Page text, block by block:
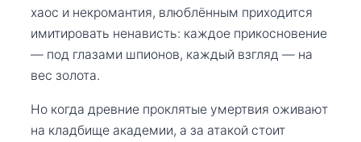
хаос и некромантия, влюблённым приходится
имитировать ненависть: каждое прикосновение
— под глазами шпионов, каждый взгляд — на
вес золота.
Но когда древние проклятые умертвия оживают
на кладбище академии, а за атакой стоит